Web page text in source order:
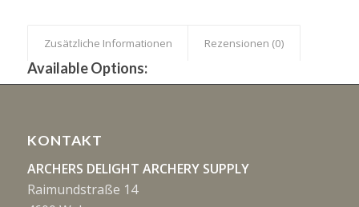
Zusätzliche Informationen Rezensionen (0)
Available Options:
KONTAKT
ARCHERS DELIGHT ARCHERY SUPPLY
Raimundstraße 14